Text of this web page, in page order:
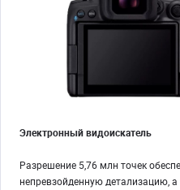
Электронный видоискатель
Разрешение 5,76 млн точек
непревзойденную детализацию, а